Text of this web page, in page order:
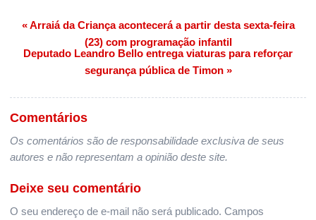
Navegação de Post
« Arraiá da Criança acontecerá a partir desta sexta-feira
(23) com programação infantil
Deputado Leandro Bello entrega viaturas para reforçar
segurança pública de Timon »
Comentários
Os comentários são de responsabilidade exclusiva de seus
autores e não representam a opinião deste site.
Deixe seu comentário
O seu endereço de e-mail não será publicado. Campos